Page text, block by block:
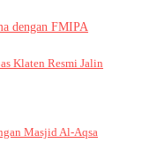
Klaten Resmi Jalin
Masjid Al-Aqsa